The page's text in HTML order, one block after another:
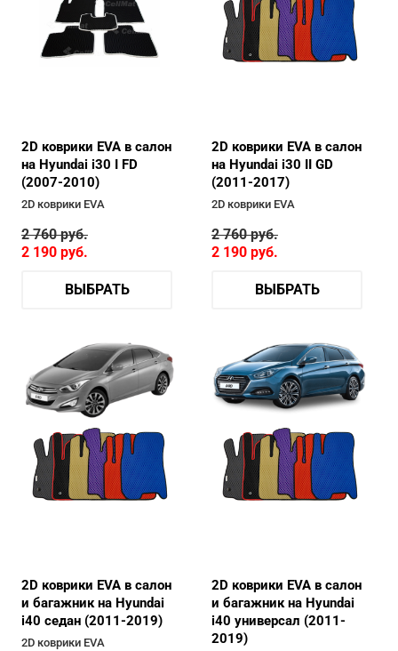
2D коврики EVA в салон
на Hyundai i30 I FD
(2007-2010)
2D коврики EVA
2 760руб.
2 190 руб.
ВЫБРАТЬ
2D коврики EVA в салон
на Hyundai i30 II GD
(2011-2017)
2D коврики EVA
2 760руб.
2 190 руб.
ВЫБРАТЬ
2D коврики EVA в салон
и багажник на Hyundai
i40 седан (2011-2019)
2D коврики EVA
2D коврики EVA в салон
и багажник на Hyundai
i40 универсал (2011-
2019)